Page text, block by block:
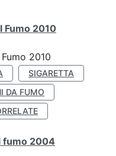
Fumo 2010
2010
SIGARETTA
DA FUMO
fumo 2004